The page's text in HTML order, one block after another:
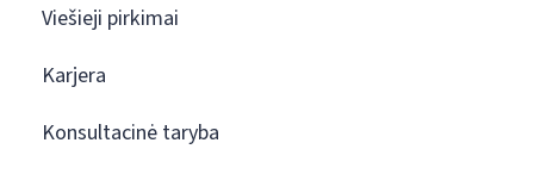
Viešieji pirkimai
Karjera
Konsultacinė taryba